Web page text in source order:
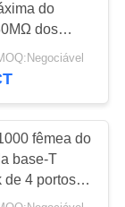
do
do
dos
Jack do
fêmea do
base-T
de 4 portos
para baixo